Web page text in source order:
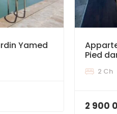
Yamed
Pied
2 Ch
2 900